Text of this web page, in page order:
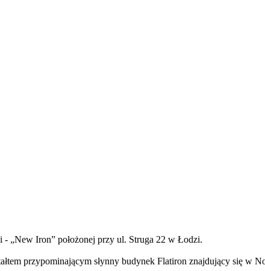
„New Iron” położonej przy ul. Struga 22 w Łodzi.
przypominającym słynny budynek Flatiron znajdujący się w